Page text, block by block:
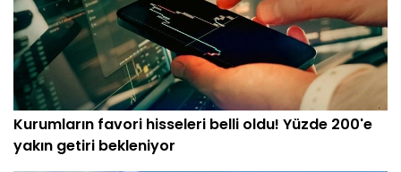
Kurumların favori hisseleri belli oldu! Yüzde 200'e
yakın getiri bekleniyor